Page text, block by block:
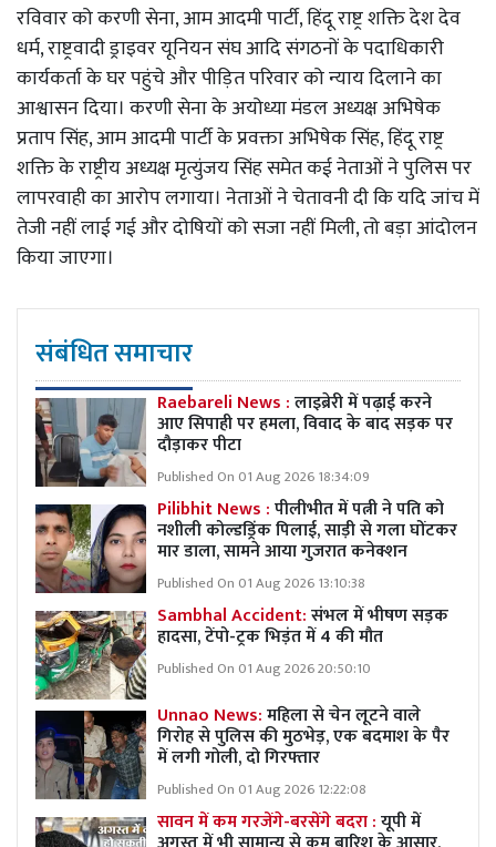
रविवार को करणी सेना, आम आदमी पार्टी, हिंदू राष्ट्र शक्ति देश देव
धर्म, राष्ट्रवादी ड्राइवर यूनियन संघ आदि संगठनों के पदाधिकारी
कार्यकर्ता के घर पहुंचे और पीड़ित परिवार को न्याय दिलाने का
आश्वासन दिया। करणी सेना के अयोध्या मंडल अध्यक्ष अभिषेक
प्रताप सिंह, आम आदमी पार्टी के प्रवक्ता अभिषेक सिंह, हिंदू राष्ट्र
शक्ति के राष्ट्रीय अध्यक्ष मृत्युंजय सिंह समेत कई नेताओं ने पुलिस पर
लापरवाही का आरोप लगाया। नेताओं ने चेतावनी दी कि यदि जांच में
तेजी नहीं लाई गई और दोषियों को सजा नहीं मिली, तो बड़ा आंदोलन
किया जाएगा।
संबंधित समाचार
Raebareli News :लाइब्रेरी में पढ़ाई करने
आए सिपाही पर हमला, विवाद के बाद सड़क पर
दौड़ाकर पीटा
Published On 01 Aug 2026 18:34:09
Pilibhit News :पीलीभीत में पत्नी ने पति को
नशीली कोल्डड्रिंक पिलाई, साड़ी से गला घोंटकर
मार डाला, सामने आया गुजरात कनेक्शन
Published On 01 Aug 2026 13:10:38
Sambhal Accident:संभल में भीषण सड़क
हादसा, टेंपो-ट्रक भिड़ंत में 4 की मौत
Published On 01 Aug 2026 20:50:10
Unnao News:महिला से चेन लूटने वाले
गिरोह से पुलिस की मुठभेड़, एक बदमाश के पैर
में लगी गोली, दो गिरफ्तार
Published On 01 Aug 2026 12:22:08
सावन में कम गरजेंगे-बरसेंगे बदरा :यूपी में